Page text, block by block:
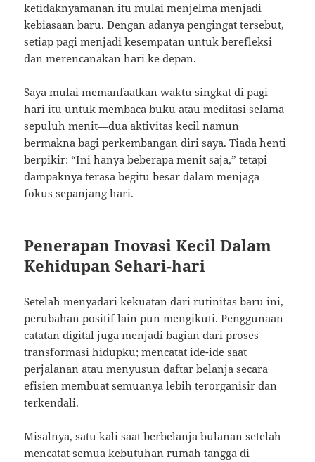
ketidaknyamanan itu mulai menjelma menjadi
kebiasaan baru. Dengan adanya pengingat tersebut,
setiap pagi menjadi kesempatan untuk berefleksi
dan merencanakan hari ke depan.
Saya mulai memanfaatkan waktu singkat di pagi
hari itu untuk membaca buku atau meditasi selama
sepuluh menit—dua aktivitas kecil namun
bermakna bagi perkembangan diri saya. Tiada henti
berpikir: “Ini hanya beberapa menit saja,” tetapi
dampaknya terasa begitu besar dalam menjaga
fokus sepanjang hari.
Penerapan Inovasi Kecil Dalam
Kehidupan Sehari-hari
Setelah menyadari kekuatan dari rutinitas baru ini,
perubahan positif lain pun mengikuti. Penggunaan
catatan digital juga menjadi bagian dari proses
transformasi hidupku; mencatat ide-ide saat
perjalanan atau menyusun daftar belanja secara
efisien membuat semuanya lebih terorganisir dan
terkendali.
Misalnya, satu kali saat berbelanja bulanan setelah
mencatat semua kebutuhan rumah tangga di